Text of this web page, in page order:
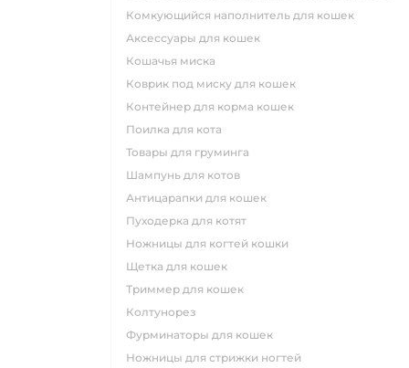
комкующийся наполнитель для кошек
аксессуары для кошек
кошачья миска
коврик под миску для кошек
контейнер для корма кошек
поилка для кота
товары для груминга
шампунь для котов
антицарапки для кошек
пуходерка для котят
ножницы для когтей кошки
щетка для кошек
триммер для кошек
колтунорез
фурминаторы для кошек
ножницы для стрижки ногтей